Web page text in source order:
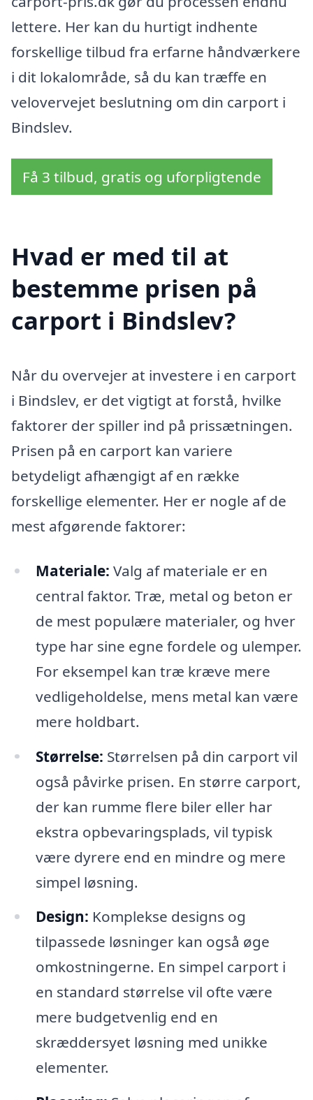
lettere. Her kan du hurtigt indhente
forskellige tilbud fra erfarne håndværkere
i dit lokalområde, så du kan træffe en
velovervejet beslutning om din carport i
Bindslev.
Få 3 tilbud, gratis og uforpligtende
Hvad er med til at
bestemme prisen på
carport i Bindslev?
Når du overvejer at investere i en carport
i Bindslev, er det vigtigt at forstå, hvilke
faktorer der spiller ind på prissætningen.
Prisen på en carport kan variere
betydeligt afhængigt af en række
forskellige elementer. Her er nogle af de
mest afgørende faktorer:
Materiale: Valg af materiale er en
central faktor. Træ, metal og beton er
de mest populære materialer, og hver
type har sine egne fordele og ulemper.
For eksempel kan træ kræve mere
vedligeholdelse, mens metal kan være
mere holdbart.
Størrelse: Størrelsen på din carport vil
også påvirke prisen. En større carport,
der kan rumme flere biler eller har
ekstra opbevaringsplads, vil typisk
være dyrere end en mindre og mere
simpel løsning.
Design: Komplekse designs og
tilpassede løsninger kan også øge
omkostningerne. En simpel carport i
en standard størrelse vil ofte være
mere budgetvenlig end en
skræddersyet løsning med unikke
elementer.